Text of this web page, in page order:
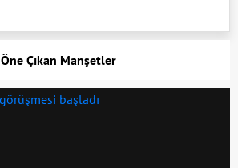
Öne Çıkan Manşetler